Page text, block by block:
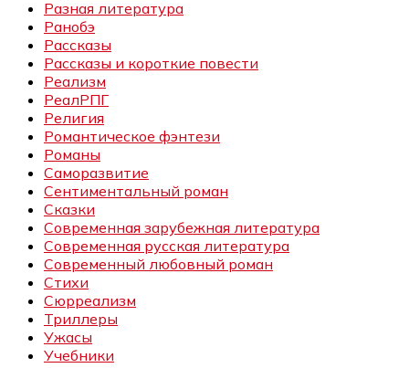
Разная литература
Ранобэ
Рассказы
Рассказы и короткие повести
Реализм
РеалРПГ
Религия
Романтическое фэнтези
Романы
Саморазвитие
Сентиментальный роман
Сказки
Современная зарубежная литература
Современная русская литература
Современный любовный роман
Стихи
Сюрреализм
Триллеры
Ужасы
Учебники